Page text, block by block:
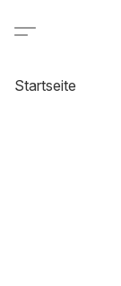
Startseite